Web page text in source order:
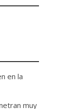
en la
muy